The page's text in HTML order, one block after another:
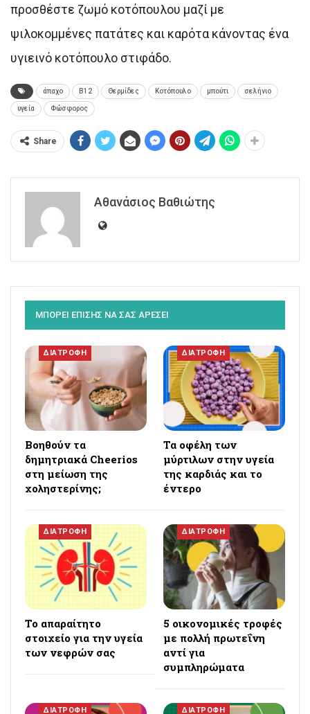
προσθέστε ζωμό κοτόπουλου μαζί με
ψιλοκομμένες πατάτες και καρότα κάνοντας ένα
υγιεινό κοτόπουλο στιφάδο.
άπαχο Β12 Θερμίδες Κοτόπουλο μπούτι σελήνιο
υγεία Φώσφορος
Share
Αθανάσιος Βαθιώτης
ΜΠΟΡΕΙ ΕΠΙΣΗΣ ΝΑ ΣΑΣ ΑΡΕΣΕΙ
ΔΙΑΤΡΟΦΗ
Βοηθούν τα
δημητριακά Cheerios
στη μείωση της
χοληστερίνης;
ΔΙΑΤΡΟΦΗ
Τα οφέλη των
μύρτιλων στην υγεία
της καρδιάς και το
έντερο
ΔΙΑΤΡΟΦΗ
Το απαραίτητο
στοιχείο για την υγεία
των νεφρών σας
ΔΙΑΤΡΟΦΗ
5 οικονομικές τροφές
με πολλή πρωτεΐνη
αντί για
συμπληρώματα
ΔΙΑΤΡΟΦΗ ΔΙΑΤΡΟΦΗ